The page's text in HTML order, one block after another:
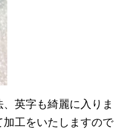
英字も綺麗に入りま
工をいたしますので